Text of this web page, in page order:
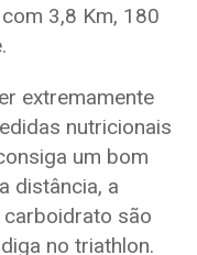
3,8 Km, 180
extremamente
nutricionais
um bom
distância, a
são
no triathlon.